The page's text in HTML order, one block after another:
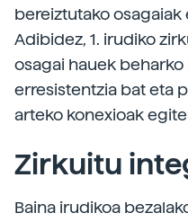
bereiztutako osagaiak
Adibidez, 1. irudiko
osagai hauek beharko
erresistentzia bat eta
arteko konexioak
Zirkuitu
Baina irudikoa